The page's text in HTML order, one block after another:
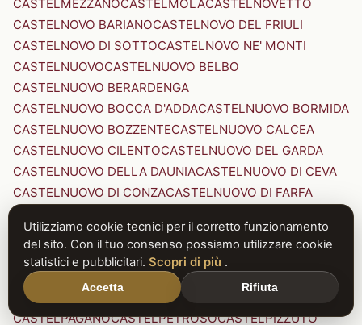
CASTELMEZZANOCASTELMOLACASTELNOVETTO
CASTELNOVO BARIANOCASTELNOVO DEL FRIULI
CASTELNOVO DI SOTTOCASTELNOVO NE' MONTI
CASTELNUOVOCASTELNUOVO BELBO
CASTELNUOVO BERARDENGA
CASTELNUOVO BOCCA D'ADDACASTELNUOVO BORMIDA
CASTELNUOVO BOZZENTECASTELNUOVO CALCEA
CASTELNUOVO CILENTOCASTELNUOVO DEL GARDA
CASTELNUOVO DELLA DAUNIACASTELNUOVO DI CEVA
CASTELNUOVO DI CONZACASTELNUOVO DI FARFA
CASTELNUOVO DI PORTO CASTELNUOVO DON BOSCO
CASTELNUOVO MAGRACASTELNUOVO NIGRA
CASTELNUOVO PARANOCASTELNUOVO RANGONE
CASTELNUOVO SCRIVIA
CASTELNUOVO VAL DI CECINA
CASTELPAGANOCASTELPETROSOCASTELPIZZUTO
Utilizziamo cookie tecnici per il corretto funzionamento
del sito. Con il tuo consenso possiamo utilizzare cookie
statistici e pubblicitari. Scopri di più .
Accetta Rifiuta